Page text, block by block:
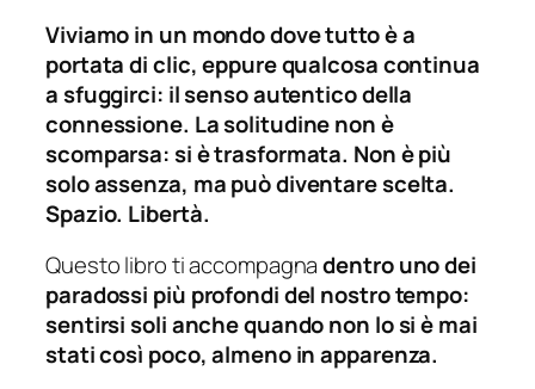
Viviamo in un mondo dove tutto è a
portata di clic, eppure qualcosa continua
a sfuggirci: il senso autentico della
connessione. La solitudine non è
scomparsa: si è trasformata. Non è più
solo assenza, ma può diventare scelta.
Spazio. Libertà.
Questo libro ti accompagnadentro uno dei
paradossi più profondi del nostro tempo:
sentirsi soli anche quando non lo si è mai
stati così poco, almeno in apparenza.